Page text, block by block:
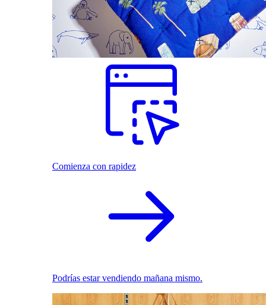
Comienza con rapidez
Podrías estar vendiendo mañana mismo.